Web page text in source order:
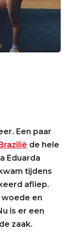
Een paar
de hele
Eduarda
tijdens
afliep.
en
is er een
zaak.